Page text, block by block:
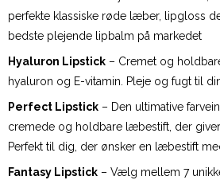
perfekte klassiske røde læber, lipgloss
bedste plejende lipbalm på markedet
Hyaluron Lipstick – Cremet og
hyaluron og E-vitamin. Pleje og fugt til
Perfect Lipstick – Den ultimative
cremede og holdbare læbestift, der giver
Perfekt til dig, der ønsker en læbestift
Fantasy Lipstick – Vælg mellem 7